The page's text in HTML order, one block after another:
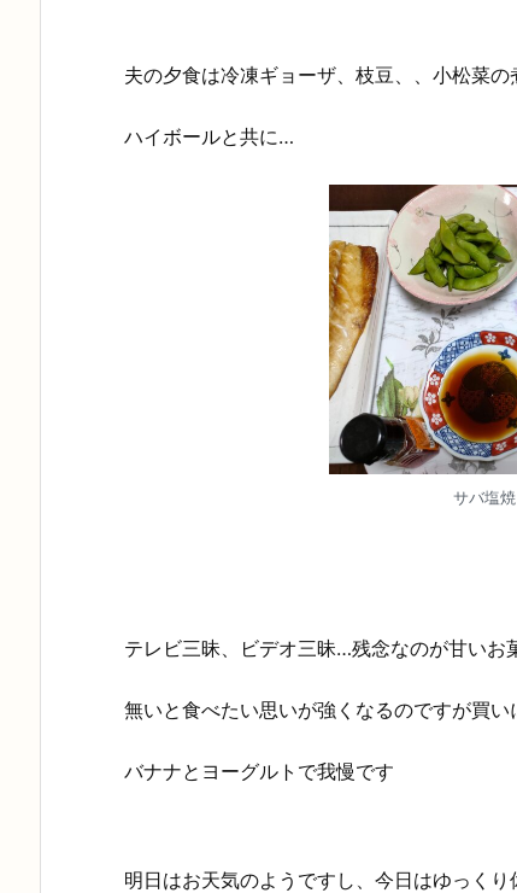
夫の夕食は冷凍ギョーザ、枝豆、、小松菜
ハイボールと共に…
サバ塩
テレビ三昧、ビデオ三昧…残念なのが甘いお
無いと食べたい思いが強くなるのですが買
バナナとヨーグルトで我慢です
明日はお天気のようですし、今日はゆっくり